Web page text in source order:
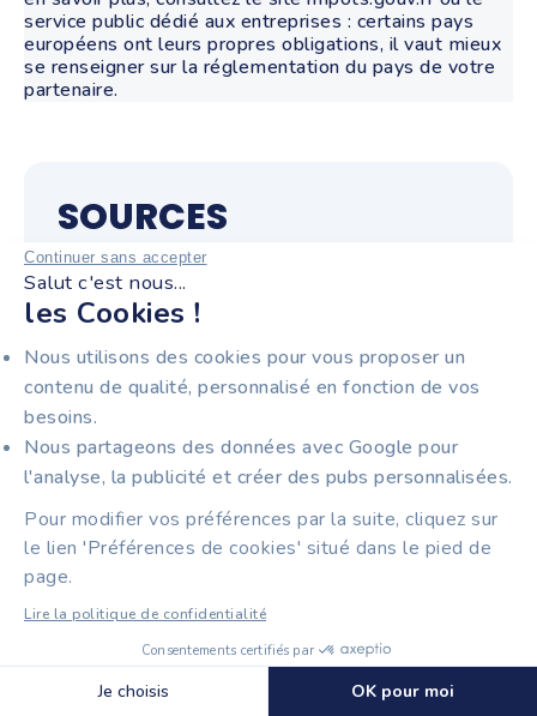
Continuer sans accepter
Salut c'est nous...
les Cookies !
Nous utilisons des cookies pour vous proposer un
contenu de qualité, personnalisé en fonction de vos
besoins.
Nous partageons des données avec Google pour
l'analyse, la publicité et créer des pubs personnalisées.
Pour modifier vos préférences par la suite, cliquez sur
le lien 'Préférences de cookies' situé dans le pied de
page.
Lire la politique de confidentialité
Consentements certifiés par
Je choisis OK pour moi
🍪 Cookies
service public dédié aux entreprises : certains pays
européens ont leurs propres obligations, il vaut mieux
se renseigner sur la réglementation du pays de votre
partenaire.
SOURCES
Direction générale des Finances publiques
(DGFiP) — impots.gouv.fr
réforme
Code général des impôts, article 289-I-2 —
Conditions légales de l'autofacturation
Ministère de l'Économie et des Finances —
Réforme de la facturation électronique
obligatoire B2B
Bpifrance — Guides pratiques pour TPE et
Bulletin Officiel des Finances Publiques
(BOFIP) — Doctrine fiscale sur la
facturation